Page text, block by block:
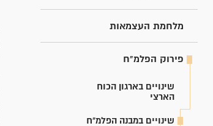
מלחמת העצמאות
פירוק הפלמ"ח
שינויים בארגון הכוח
הארצי
שינויים במבנה הפלמ"ח